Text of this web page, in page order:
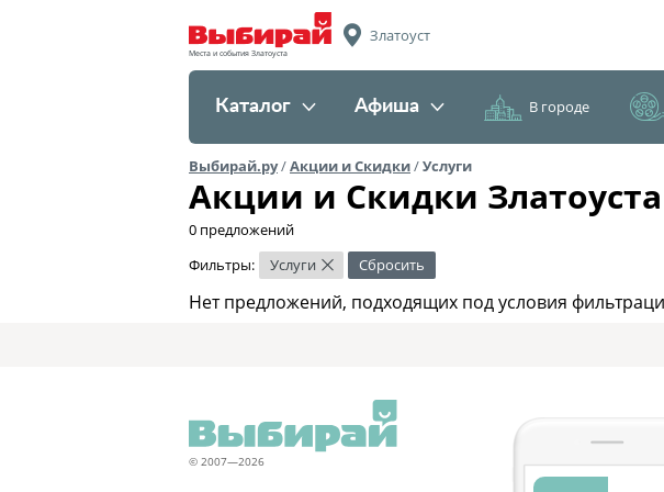
Места и события Златоуста
Златоуст
Каталог Афиша В городе
Выбирай.ру/Акции и Скидки/Услуги
Акции и Скидки
0 предложений
Фильтры: Услуги × Сбросить
Нет предложений, подходящих под условия
© 2007—2026